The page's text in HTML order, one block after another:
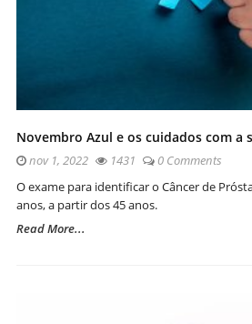
Novembro Azul e os cuidados com a
nov 1, 2022 1431
0 Comments
O exame para identificar o Câncer de
anos, a partir dos 45 anos.
Read More...